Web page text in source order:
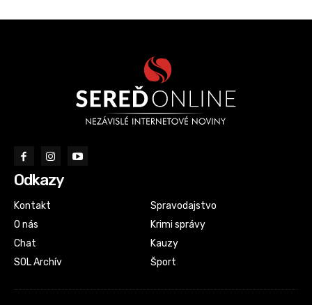
Odkazy
Kontakt
O nás
Chat
SOL Archív
Spravodajstvo
Krimi správy
Kauzy
Šport